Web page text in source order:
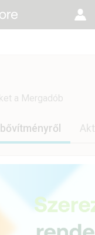
a Mergadób